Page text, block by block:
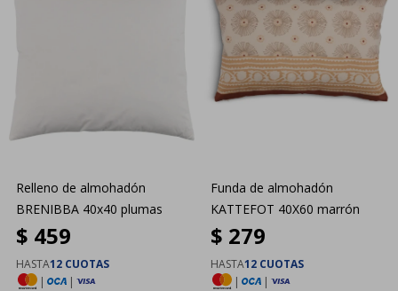
Relleno de almohadón
BRENIBBA 40x40 plumas
$ 459
HASTA12 CUOTAS
|
|
Funda de almohadón
KATTEFOT 40X60 marrón
$ 279
HASTA12 CUOTAS
|
|